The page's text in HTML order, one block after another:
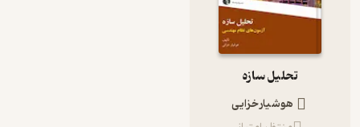
تحلیل سازه
هوشیار خزایی